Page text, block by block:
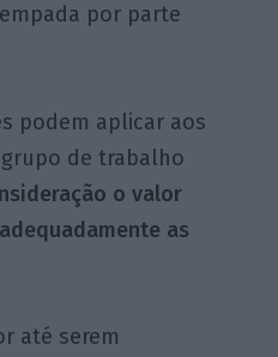
por parte
podem aplicar aos
de trabalho
o valor
as
até serem